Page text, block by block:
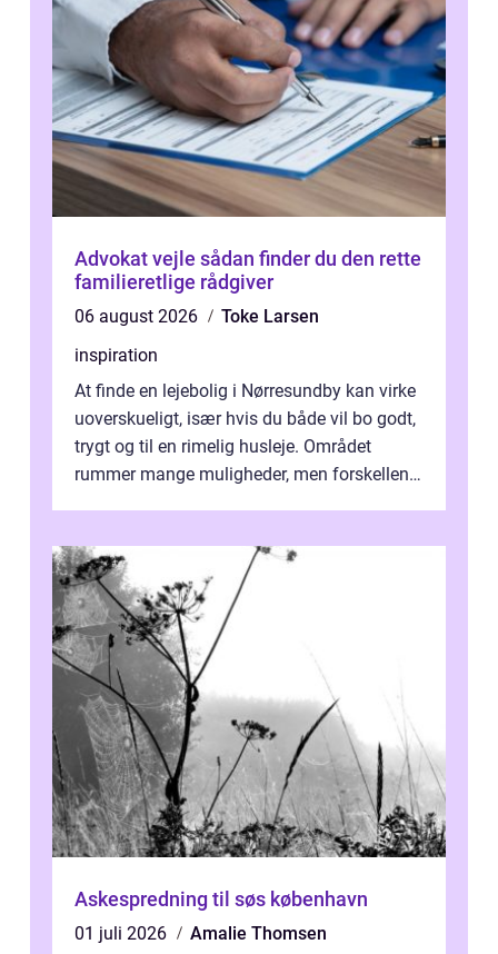
Advokat vejle sådan finder du den rette
familieretlige rådgiver
06 august 2026
Toke Larsen
inspiration
At finde en lejebolig i Nørresundby kan virke
uoverskueligt, især hvis du både vil bo godt,
trygt og til en rimelig husleje. Området
rummer mange muligheder, men forskellene
Askespredning til søs københavn
01 juli 2026
Amalie Thomsen